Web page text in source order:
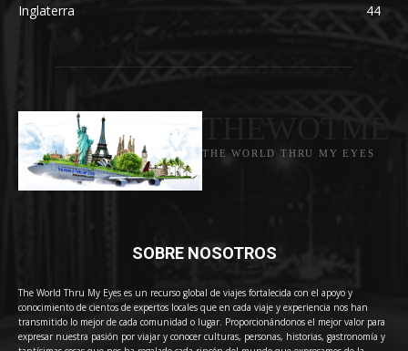
Inglaterra
44
THE WORLD THRU MY EYES
SOBRE NOSOTROS
The World Thru My Eyes es un recurso global de viajes fortalecida con el apoyo y
conocimiento de cientos de expertos locales que en cada viaje y experiencia nos han
transmitido lo mejor de cada comunidad o lugar. Proporcionándonos el mejor valor para
expresar nuestra pasión por viajar y conocer culturas, personas, historias, gastronomía y